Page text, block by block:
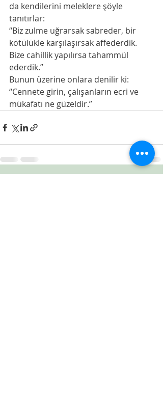
da kendilerini meleklere şöyle
tanıtırlar:
“Biz zulme uğrarsak sabreder, bir
kötülükle karşılaşırsak affederdik.
Bize cahillik yapılırsa tahammül
ederdik.”
Bunun üzerine onlara denilir ki:
“Cennete girin, çalışanların ecri ve
mükafatı ne güzeldir.”